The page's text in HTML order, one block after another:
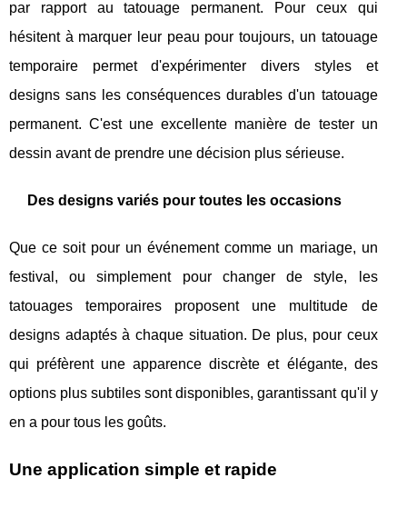
par rapport au tatouage permanent. Pour ceux qui
hésitent à marquer leur peau pour toujours, un tatouage
temporaire permet d'expérimenter divers styles et
designs sans les conséquences durables d'un tatouage
permanent. C'est une excellente manière de tester un
dessin avant de prendre une décision plus sérieuse.
Des designs variés pour toutes les occasions
Que ce soit pour un événement comme un mariage, un
festival, ou simplement pour changer de style, les
tatouages temporaires proposent une multitude de
designs adaptés à chaque situation. De plus, pour ceux
qui préfèrent une apparence discrète et élégante, des
options plus subtiles sont disponibles, garantissant qu'il y
en a pour tous les goûts.
Une application simple et rapide